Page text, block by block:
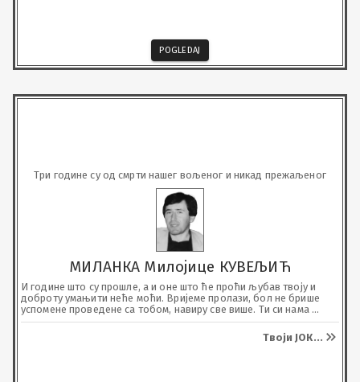
POGLEDAJ
Три године су од смрти нашег вољеног и никад прежаљеног
МИЛАНКА Милојице КУВЕЉИЋ
И године што су прошле, а и оне што ће проћи љубав твоју и
доброту умањити неће моћи. Вријеме пролази, бол не брише
успомене проведене са тобом, навиру све више. Ти си нама
понос био, љубав, пажњу и савјете оставио.
Твоји ЈОК...